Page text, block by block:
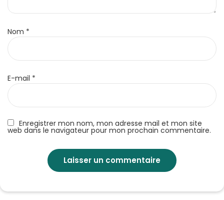
Enregistrer mon nom, mon adresse mail et mon site
web dans le navigateur pour mon prochain commentaire.
Nom *
E-mail *